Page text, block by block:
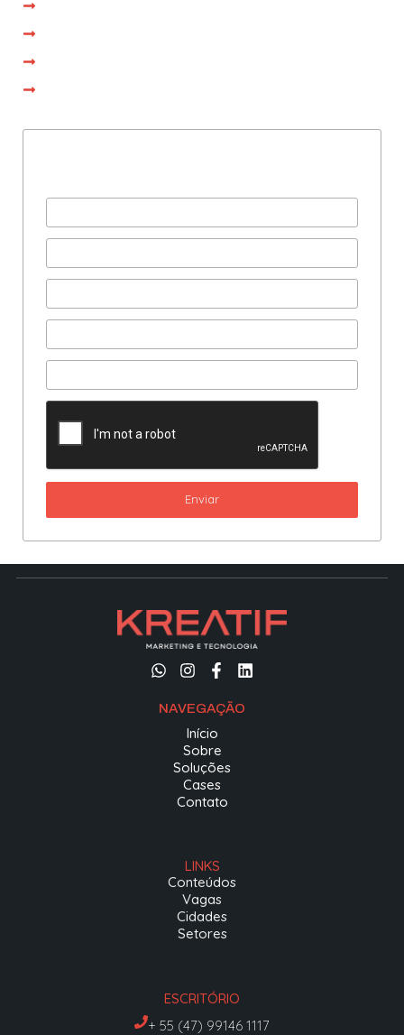
Enviar
NAVEGAÇÃO
Início
Sobre
Soluções
Cases
Contato
LINKS
Conteúdos
Vagas
Cidades
Setores
ESCRITÓRIO
+ 55 (47) 99146 1117